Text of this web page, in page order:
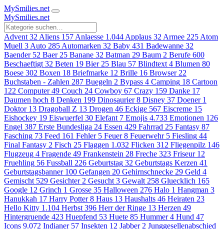
MySmilies.net
MySmilies.net
Advent 32 Aliens 157 Anlaesse 1.044 Applaus 32 Armee 225 Atom
Muell 3 Auto 285 Automarken 32 Baby 431 Badewanne 32
Baender 52 Baer 25 Banane 32 Batman 29 Baum 2 Berufe 600
Beschaeftigt 32 Beten 19 Bier 25 Blau 57 Blindtext 4 Blumen 80
Boese 302 Boxen 18 Briefmarke 12 Brille 16 Browser 22
Buchstaben - Zahlen 287 Buegeln 2 Bypass 4 Camping 18 Cartoon
122 Computer 49 Couch 24 Cowboy 67 Crazy 159 Danke 17
Daumen hoch 8 Denken 199 Dinosaurier 8 Disney 37 Doener 1
Doktor 13 Dragoball Z 13 Drogen 46 Eckige 567 Eiscreme 15
Eishockey 19 Eiswuerfel 30 Elefant 7 Emojis 4.733 Emotionen 126
Engel 387 Erste Bundesliga 24 Essen 429 Fahrrad 25 Fantasy 87
Fasching 73 Feed 161 Fehler 5 Feuer 8 Feuerwehr 5 Fiesling 44
Final Fantasy 2 Fisch 25 Flaggen 1.032 Flicken 312 Fliegenpilz 146
Flugzeug 4 Fragende 49 Frankenstein 28 Freche 323 Friseur 12
Fruehling 56 Fussball 226 Geburtstag 32 Geburtstags Kerzen 41
Geburtstagsbanner 100 Gefangen 20 Gehirnschnecke 29 Geld 4
Gemischt 529 Gesichter 2 Gesucht 3 Gewalt 258 Gluecklich 165
Google 12 Grinch 1 Grosse 35 Halloween 276 Halo 1 Hangman 3
Hanukkah 17 Harry Potter 8 Haus 13 Haushalts 46 Heiraten 23
Hello Kitty 1.104 Herbst 396 Herr der Ringe 13 Herzen 49
Hintergruende 423 Huepfend 53 Huete 85 Hummer 4 Hund 47
Icons 9.072 Indianer 57 Insekten 12 Jabber 2 Junggesellenabschied